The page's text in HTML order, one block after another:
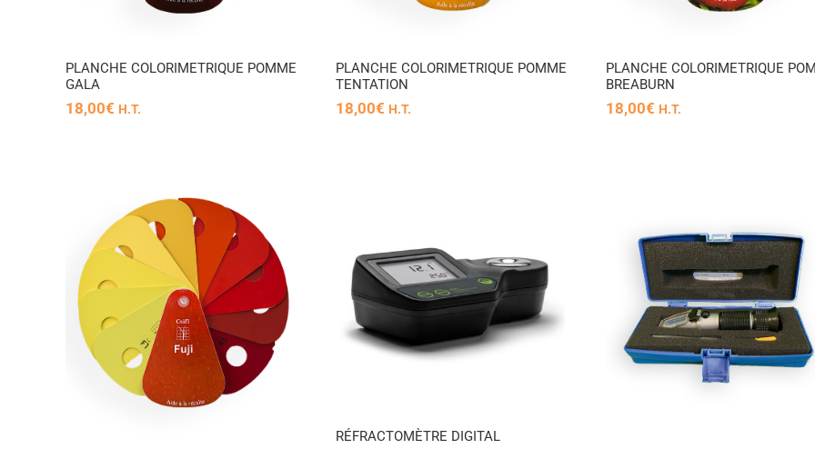
PLANCHE COLORIMETRIQUE POMME
GALA
18,00€ H.T.
PLANCHE COLORIMETRIQUE POMME
TENTATION
18,00€ H.T.
PLANCHE COLORIMETRIQUE
BREABURN
18,00€ H.T.
RÉFRACTOMÈTRE
DIGITAL
RÉFRACTOMÈTRE DIGITAL
RÉFRACTOMÈTRE
OPTIQUE